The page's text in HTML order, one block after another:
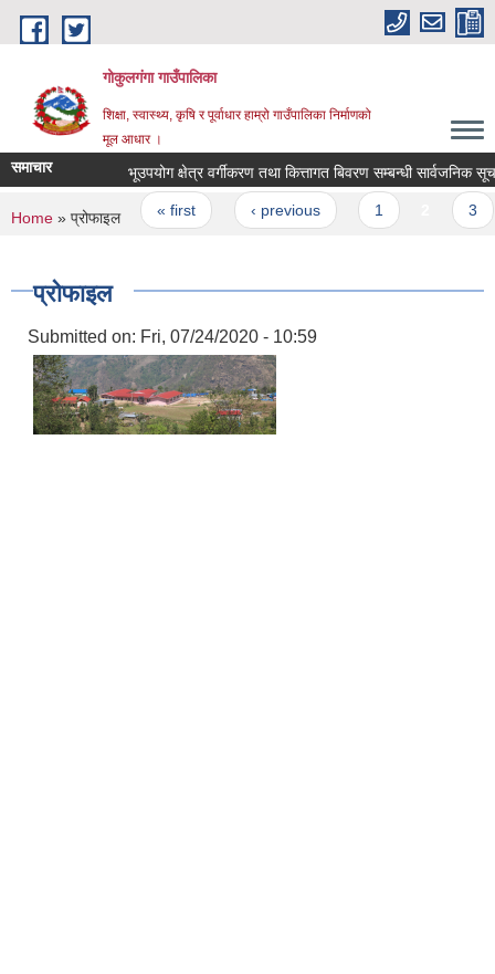
Skip to main content
गोकुलगंगा गाउँपालिका
शिक्षा, स्वास्थ्य, कृषि र पूर्वाधार हाम्रो गाउँपालिका निर्माणको
मूल आधार ।
समाचार भूउपयोग क्षेत्र वर्गीकरण तथा कित्तागत बिवरण सम्बन्धी सार्वजनिक
Pages
« first ‹ previous
You are here
Home » प्रोफाइल
प्रोफाइल
Submitted on: Fri, 07/24/2020 - 10:59